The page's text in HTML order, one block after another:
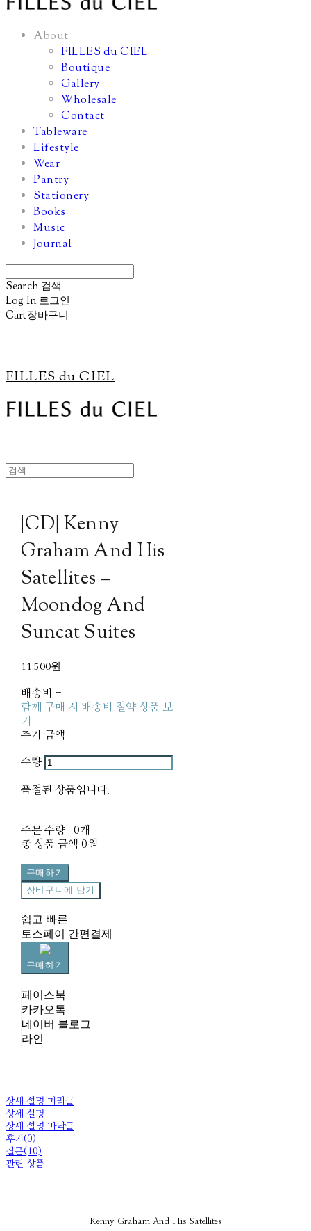
About
FILLES du CIEL
Boutique
Gallery
Wholesale
Contact
Tableware
Lifestyle
Wear
Pantry
Stationery
Books
Music
Journal
Search 검색
Log In 로그인
Cart장바구니
FILLES du CIEL
[CD] Kenny
Graham And His
Satellites –
Moondog And
Suncat Suites
11,500원
배송비 -
함께 구매 시 배송비 절약 상품 보
기
추가 금액
수량
품절된 상품입니다.
주문 수량
0개
총 상품 금액 0원
구매하기
장바구니에 담기
쉽고 빠른
토스페이 간편결제
구매하기
페이스북
카카오톡
네이버 블로그
라인
상세 설명 머리글
상세 설명
상세 설명 바닥글
후기(0)
질문(10)
관련 상품
Kenny Graham And His Satellites